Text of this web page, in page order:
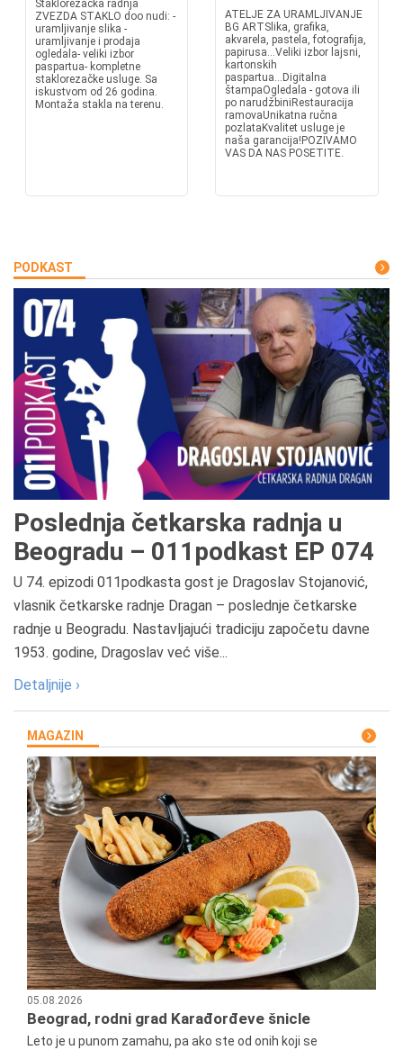
Staklorezačka radnja
ZVEZDA STAKLO doo nudi: -
uramljivanje slika -
uramljivanje i prodaja
ogledala- veliki izbor
paspartua- kompletne
staklorezačke usluge. Sa
iskustvom od 26 godina.
Montaža stakla na terenu.
ATELJE ZA URAMLJIVANJE
BG ARTSlika, grafika,
akvarela, pastela, fotografija,
papirusa...Veliki izbor lajsni,
kartonskih
paspartua...Digitalna
štampaOgledala - gotova ili
po narudžbiniRestauracija
ramovaUnikatna ručna
pozlataKvalitet usluge je
naša garancija!POZIVAMO
VAS DA NAS POSETITE.
PODKAST
Poslednja četkarska radnja u
Beogradu – 011podkast EP 074
U 74. epizodi 011podkasta gost je Dragoslav Stojanović,
vlasnik četkarske radnje Dragan – poslednje četkarske
radnje u Beogradu. Nastavljajući tradiciju započetu davne
1953. godine, Dragoslav već više...
Detaljnije ›
MAGAZIN
05.08.2026
Beograd, rodni grad Karađorđeve šnicle
Leto je u punom zamahu, pa ako ste od onih koji se